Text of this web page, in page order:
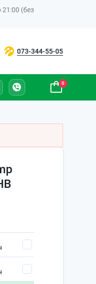
21:00 (без
073-344-55-05
0